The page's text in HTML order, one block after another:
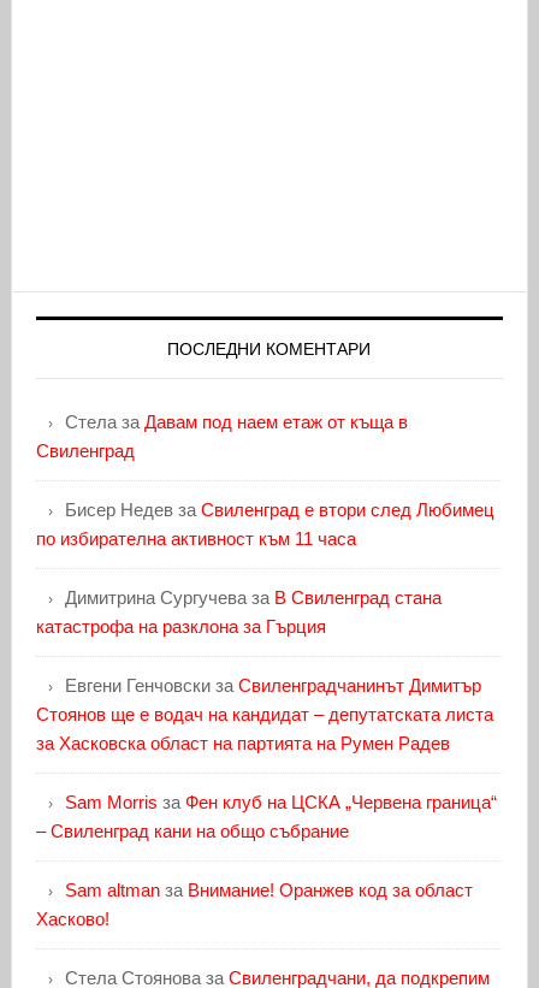
ПОСЛЕДНИ КОМЕНТАРИ
Стелаза Давам под наем етаж от къща в
Свиленград
Бисер Недевза Свиленград е втори след Любимец
по избирателна активност към 11 часа
Димитрина Сургучеваза В Свиленград стана
катастрофа на разклона за Гърция
Евгени Генчовскиза Свиленградчанинът Димитър
Стоянов ще е водач на кандидат – депутатската листа
за Хасковска област на партията на Румен Радев
Sam Morris за Фен клуб на ЦСКА „Червена граница“
– Свиленград кани на общо събрание
Sam altmanза Внимание! Оранжев код за област
Хасково!
Стела Стояноваза Свиленградчани, да подкрепим